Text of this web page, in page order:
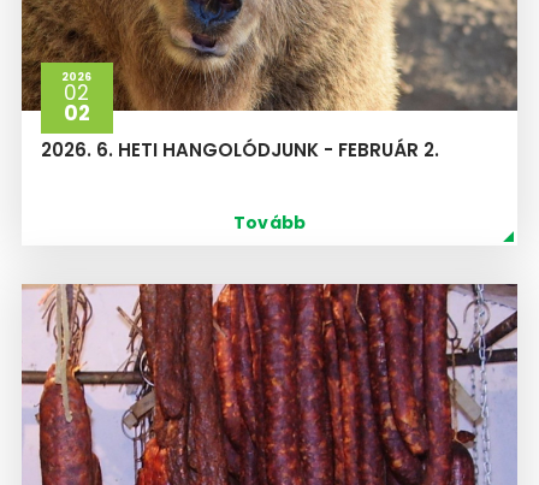
2026
02
02
2026. 6. HETI HANGOLÓDJUNK - FEBRUÁR 2.
Tovább